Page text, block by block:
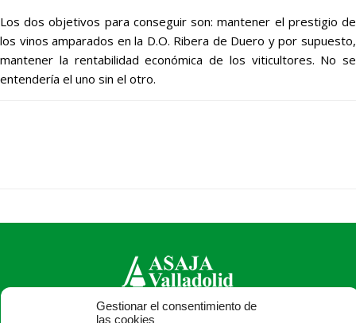
Gestionar el consentimiento de
las cookies
Los dos objetivos para conseguir son: mantener el prestigio de
los vinos amparados en la D.O. Ribera de Duero y por supuesto,
mantener la rentabilidad económica de los viticultores. No se
entendería el uno sin el otro.